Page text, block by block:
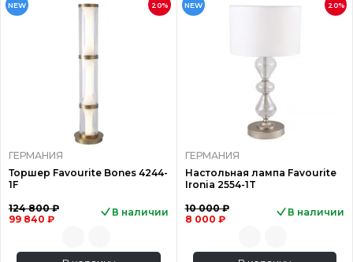
NEW 20%
ГЕРМАНИЯ
Торшер Favourite Bones 4244-
1F
124 800 ₽
99 840 ₽
В наличии
NEW 20%
ГЕРМАНИЯ
Настольная лампа Favourite
Ironia 2554-1T
10 000 ₽
8 000 ₽
В наличии